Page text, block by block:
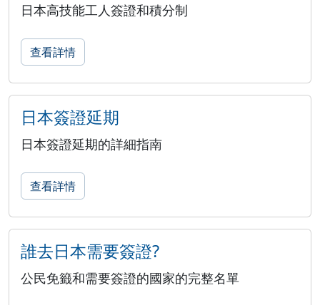
日本高技能工人簽證和積分制
查看詳情
日本簽證延期
日本簽證延期的詳細指南
查看詳情
誰去日本需要簽證?
公民免籤和需要簽證的國家的完整名單